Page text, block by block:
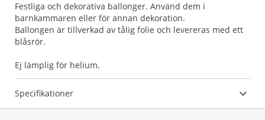
Festliga och dekorativa ballonger. Använd dem i
barnkammaren eller för annan dekoration.
Ballongen är tillverkad av tålig folie och levereras med ett
blåsrör.
Ej lämplig för helium.
Specifikationer